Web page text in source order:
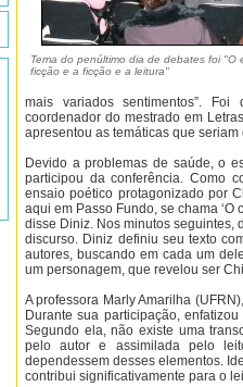
Tema do penúltimo dia de debates foi "O
ficção e a ficção e a leitura"
mais variados sentimentos”.
coordenador do mestrado em
apresentou as temáticas que
Devido a problemas de saúde, o
participou da conferência. Como
ensaio poético protagonizado por
aqui em Passo Fundo, se chama ‘O
disse Diniz. Nos minutos seguintes,
discurso. Diniz definiu seu texto
autores, buscando em cada um
um personagem, que revelou ser
A professora Marly Amarilha
Durante sua participação,
Segundo ela, não existe uma
pelo autor e assimilada pelo
dependessem desses elementos.
contribui significativamente para o